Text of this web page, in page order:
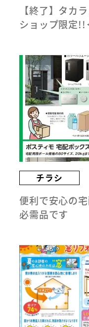
【終了】タカ
ショップ限定
チラシ
便利で安心の
必需品です